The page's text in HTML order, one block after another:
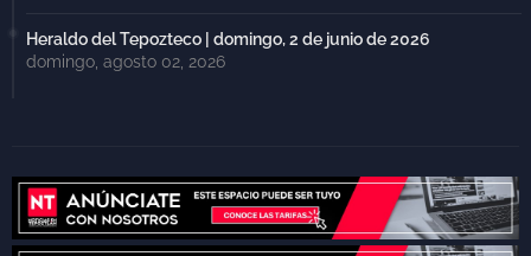
Heraldo del Tepozteco | domingo, 2 de junio de 2026
domingo, agosto 02, 2026